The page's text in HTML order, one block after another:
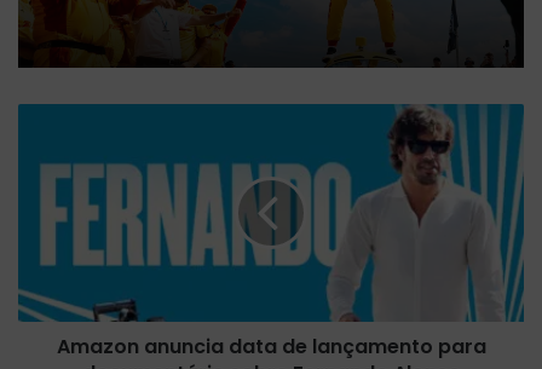
data
lançamento
documentário
sobre
Fernando
AlonsoAmazon anuncia data de lançamento para